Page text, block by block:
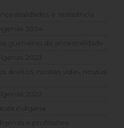
e resistência
2024
guerreiras da ancestralidade
2023
direitos, nossas vidas, nossas
2022
indígena
e profissões